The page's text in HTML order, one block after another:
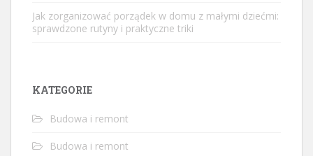
Jak zorganizować porządek w domu z małymi dziećmi:
sprawdzone rutyny i praktyczne triki
KATEGORIE
Budowa i remont
Budowa i remont